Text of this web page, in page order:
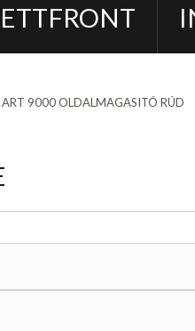
ART 9000 OLDALMAGASITÓ RÚD